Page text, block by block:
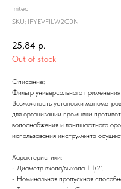
Irritec
SKU: IFYEVFILW2C0N
25,84 р.
Out of stock
Описание:
Фильтр универсального
Возможность установки
для организации промывки
водоснабжения и ландшафтного
использования инструмента
Характеристики:
- Диаметр входа/выхода 1 1/2'.
- Номинальная пропускная